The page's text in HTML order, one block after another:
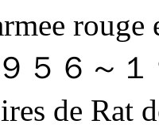
rouge
５６～
de Rat